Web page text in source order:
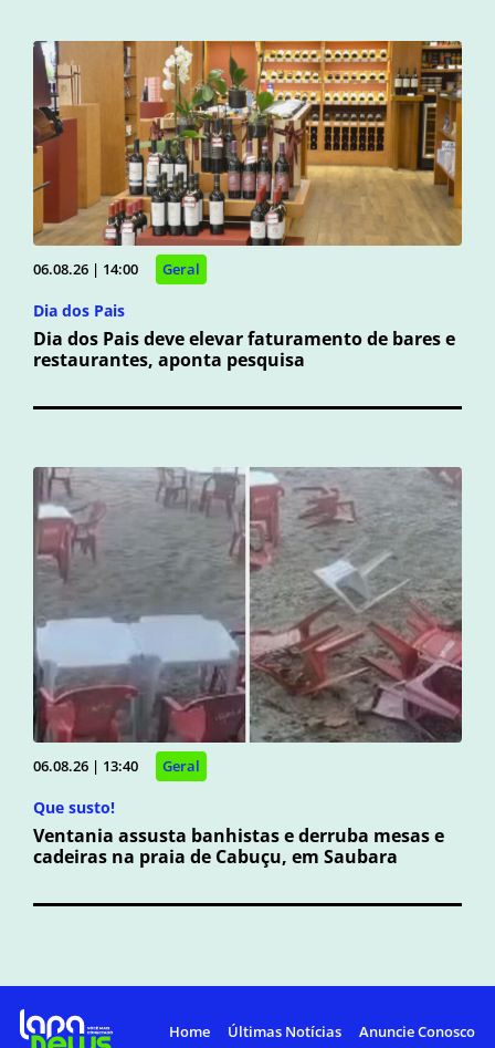
06.08.26 | 14:00 Geral
Dia dos Pais
Dia dos Pais deve elevar faturamento de bares e
restaurantes, aponta pesquisa
06.08.26 | 13:40 Geral
Que susto!
Ventania assusta banhistas e derruba mesas e
cadeiras na praia de Cabuçu, em Saubara
Home Últimas Notícias Anuncie Conosco